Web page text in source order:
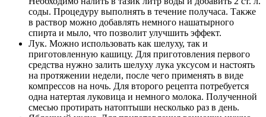
соды. Процедуру выполнять в течение получаса. Также
в раствор можно добавлять немного нашатырного
спирта и мыло, что позволит улучшить эффект.
Лук. Можно использовать как шелуху, так и
приготовленную кашицу. Для приготовления первого
средства нужно залить шелуху лука уксусом и настоять
на протяжении недели, после чего применять в виде
компрессов на ночь. Для второго рецепта потребуется
одна натертая луковица и немного молока. Полученной
смесью протирать натоптыши несколько раз в день.